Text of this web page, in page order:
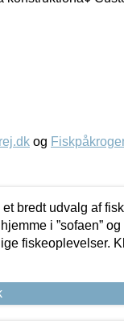
og
et bredt udvalg af
i ”sofaen”
fiskeoplevelser.